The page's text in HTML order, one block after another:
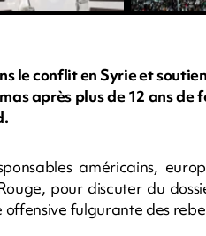
le conflit en Syrie et
après plus de 12 ans
américains,
pour discuter du
fulgurante des